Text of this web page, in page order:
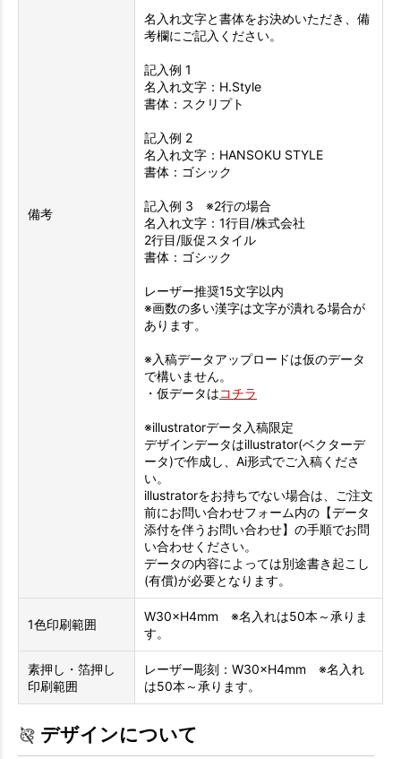
備考
名入れ文字と書体をお決めいただき、備
考欄にご記入ください。
記入例 1
名入れ文字：H.Style
書体：スクリプト
記入例 2
名入れ文字：HANSOKU STYLE
書体：ゴシック
記入例 3 ※2行の場合
名入れ文字：1行目/株式会社
2行目/販促スタイル
書体：ゴシック
レーザー推奨15文字以内
※画数の多い漢字は文字が潰れる場合が
あります。
※入稿データアップロードは仮のデータ
で構いません。
・仮データはコチラ
※illustratorデータ入稿限定
デザインデータはillustrator(ベクターデ
ータ)で作成し、Ai形式でご入稿くださ
い。
illustratorをお持ちでない場合は、ご注文
前にお問い合わせフォーム内の【データ
添付を伴うお問い合わせ】の手順でお問
い合わせください。
データの内容によっては別途書き起こし
(有償)が必要となります。
1色印刷範囲
W30×H4mm ※名入れは50本～承りま
す。
素押し・箔押し
印刷範囲
レーザー彫刻：W30×H4mm ※名入れ
は50本～承ります。
デザインについて